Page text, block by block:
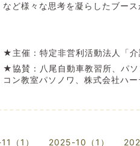
など様々な思考を凝らしたブー
★主催：特定非営利活動法人「介
★協賛：八尾自動車教習所、パ
コン教室パソノワ、株式会社ハ
（1） 2025-10（1）